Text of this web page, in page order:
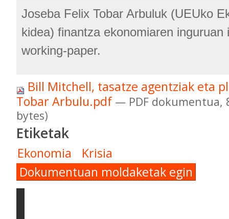
Joseba Felix Tobar Arbuluk (UEUko
kidea) finantza ekonomiaren inguruan
working-paper.
Bill Mitchell, tasatze agentziak eta
Tobar Arbulu.pdf — PDF dokumentua,
bytes)
Etiketak
Ekonomia
Krisia
Dokumentuan moldaketak egin